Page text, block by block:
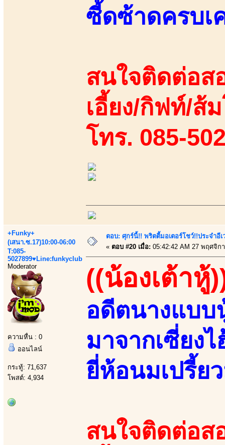
ซี้ดซ้าดครบเ
สนใจติดต่อส
เอี้ยง/กิฟท์/ส้
โทร. 085-
+Funky+
(เสนา.ซ.17)10:00-06:00
T:085-
5027899♥Line:funkyclub
Moderator
ความหื่น : 0
ออนไลน์
กระทู้: 71,637
โพสต์: 4,934
ตอบ: ศุกร์นี้!! พริตตี้มอเตอร์โชว์!!ประจำอี
« ตอบ #20 เมื่อ: 05:42:42 AM 27 พฤศจิก
((น้องเต้าหู้
อดีตนางแบบ
มาจากเซี่ยง
ยี่ห้อนมเปรี้ย
สนใจติดต่อส